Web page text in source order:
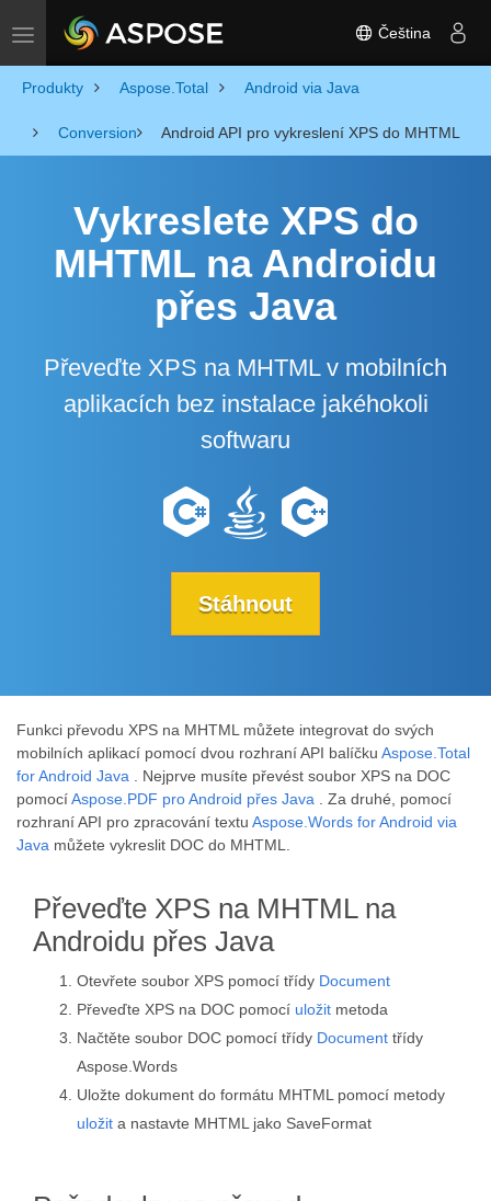
Toggle navigation Čeština
Produkty Aspose.Total Android via Java
Conversion Android API pro vykreslení XPS do MHTML
Vykreslete XPS do
MHTML na Androidu
přes Java
Převeďte XPS na MHTML v mobilních
aplikacích bez instalace jakéhokoli
softwaru
Stáhnout
Funkci převodu XPS na MHTML můžete integrovat do svých
mobilních aplikací pomocí dvou rozhraní API balíčku Aspose.Total
for Android Java . Nejprve musíte převést soubor XPS na DOC
pomocíAspose.PDF pro Android přes Java . Za druhé, pomocí
rozhraní API pro zpracování textu Aspose.Words for Android via
Java můžete vykreslit DOC do MHTML.
Převeďte XPS na MHTML na
Androidu přes Java
Otevřete soubor XPS pomocí třídy Document
Převeďte XPS na DOC pomocí uložit metoda
Načtěte soubor DOC pomocí třídy Document třídy
Aspose.Words
Uložte dokument do formátu MHTML pomocí metody
uložit a nastavte MHTML jako SaveFormat